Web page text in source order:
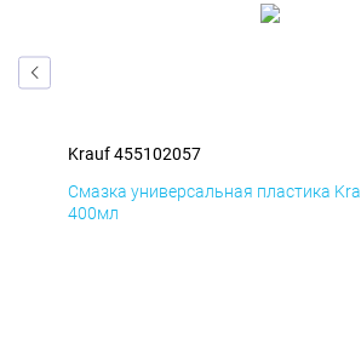
Krauf 455102057
Смазка универсальная пластика
400мл